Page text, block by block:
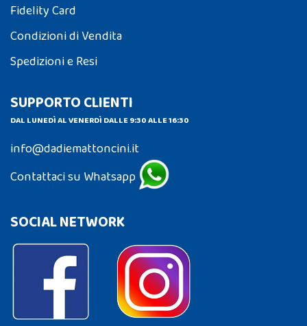
Fidelity Card
Condizioni di Vendita
Spedizioni e Resi
SUPPORTO CLIENTI
DAL LUNEDÌ AL VENERDÌ DALLE 9:30 ALLE 16:30
info@dadiemattoncini.it
Contattaci su Whatsapp
SOCIAL NETWORK